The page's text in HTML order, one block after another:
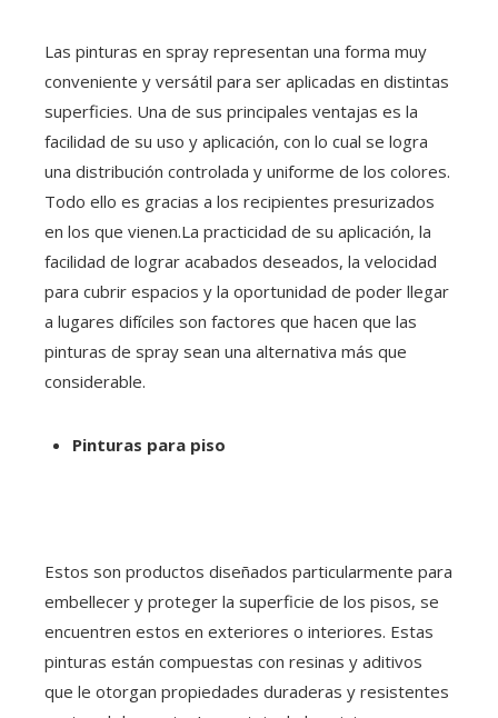
Las pinturas en spray representan una forma muy
conveniente y versátil para ser aplicadas en distintas
superficies. Una de sus principales ventajas es la
facilidad de su uso y aplicación, con lo cual se logra
una distribución controlada y uniforme de los colores.
Todo ello es gracias a los recipientes presurizados
en los que vienen.La practicidad de su aplicación, la
facilidad de lograr acabados deseados, la velocidad
para cubrir espacios y la oportunidad de poder llegar
a lugares difíciles son factores que hacen que las
pinturas de spray sean una alternativa más que
considerable.
Pinturas para piso
Estos son productos diseñados particularmente para
embellecer y proteger la superficie de los pisos, se
encuentren estos en exteriores o interiores. Estas
pinturas están compuestas con resinas y aditivos
que le otorgan propiedades duraderas y resistentes